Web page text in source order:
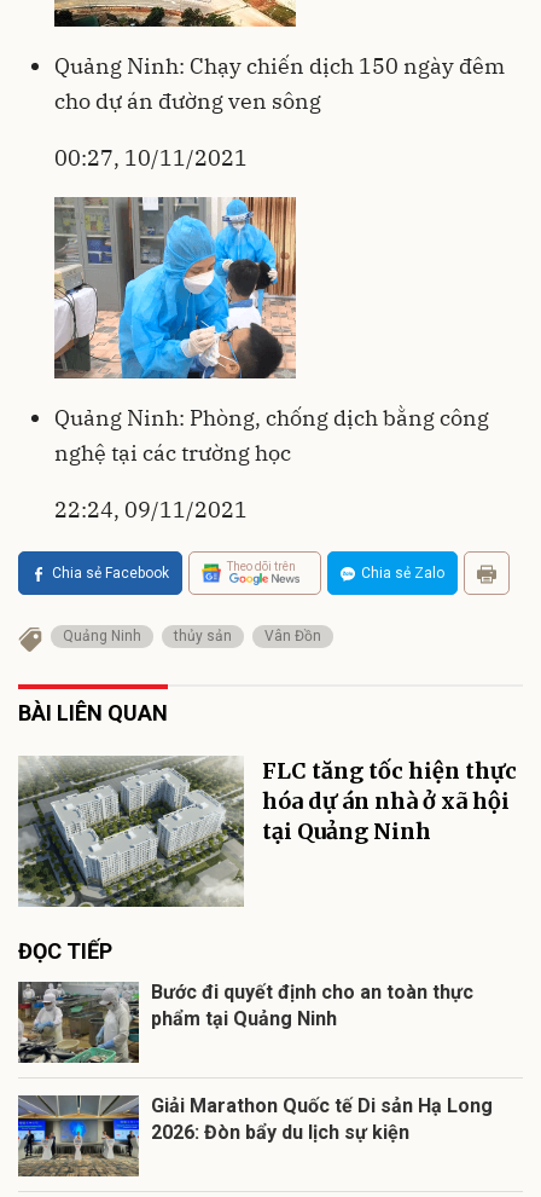
Quảng Ninh: Chạy chiến dịch 150 ngày đêm
cho dự án đường ven sông
00:27, 10/11/2021
Quảng Ninh: Phòng, chống dịch bằng công
nghệ tại các trường học
22:24, 09/11/2021
Chia sẻ Facebook Theo dõi trên Chia sẻ Zalo
Quảng Ninh thủy sản Vân Đồn
BÀI LIÊN QUAN
FLC tăng tốc hiện thực
hóa dự án nhà ở xã hội
tại Quảng Ninh
ĐỌC TIẾP
Bước đi quyết định cho an toàn thực
phẩm tại Quảng Ninh
Giải Marathon Quốc tế Di sản Hạ Long
2026: Đòn bẩy du lịch sự kiện